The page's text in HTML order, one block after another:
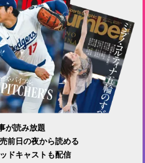
が読み放題
前日の夜から読める
ドキャストも配信